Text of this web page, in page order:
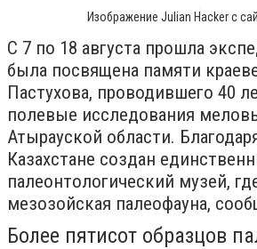
Изображение Julian Hacker с
С 7 по 18 августа прошла
была посвящена памяти
Пастухова, проводившего 40
полевые исследования
Атырауской области.
Казахстане создан
палеонтологический музей,
мезозойская палеофауна,
Более пятисот образцов